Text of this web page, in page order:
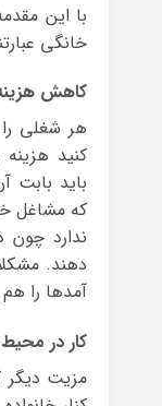
با این
خانگی
کاهش
هر شغلی
کنید
باید بابت
که مشاغل
ندارد چون
دهند.
آمدها را هم
کار در محیط
مزیت